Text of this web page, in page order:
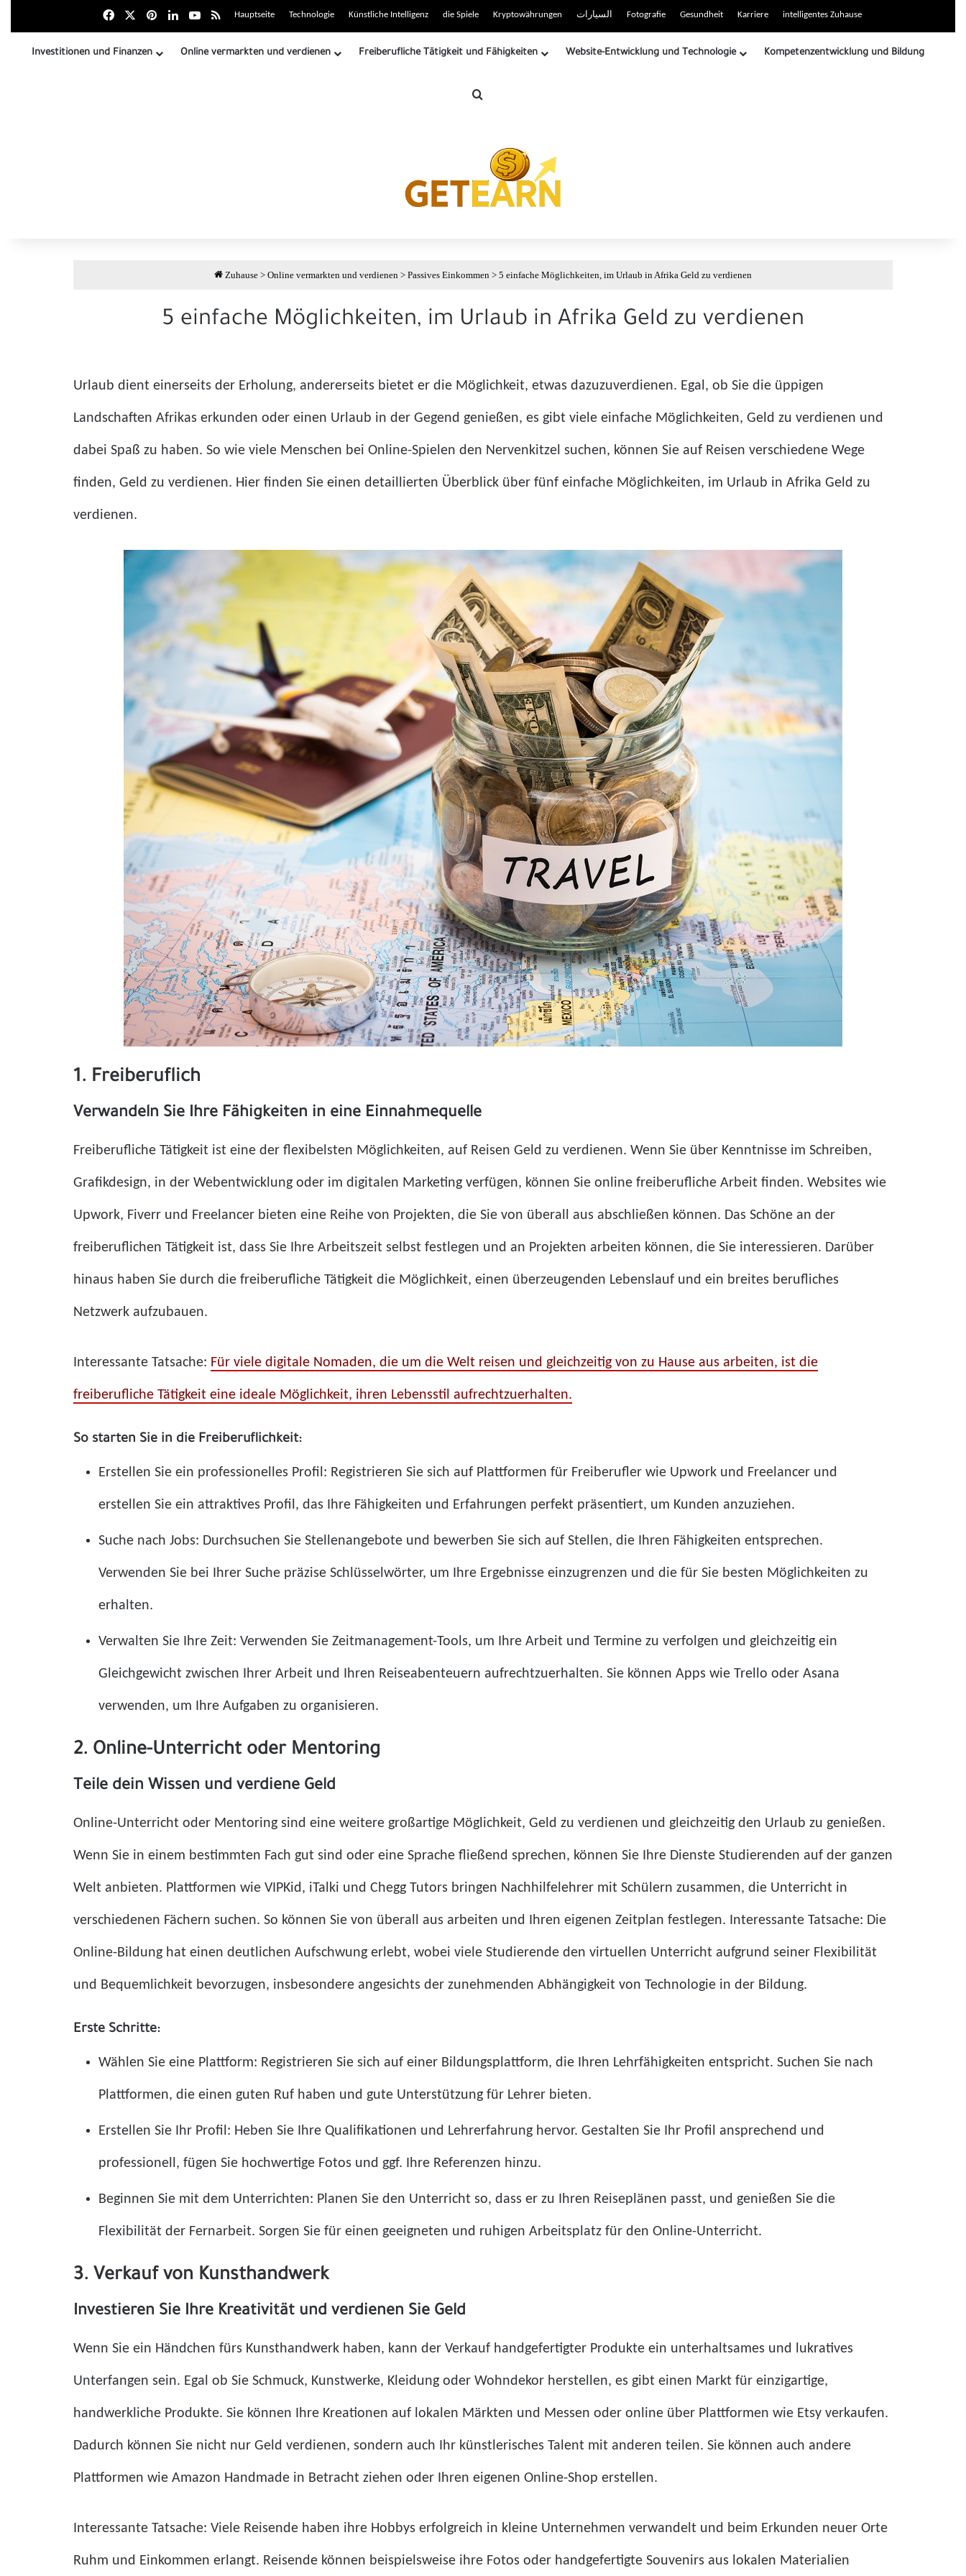
Facebookبينتيريست
LinkedInYoutubeZusammenfassung der RSS-Site
Hauptseite Technologie Künstliche Intelligenz die Spiele Kryptowährungen السيارات Fotografie Gesundheit Karriere intelligentes Zuhause
Investitionen und Finanzen Online vermarkten und verdienen Freiberufliche Tätigkeit und Fähigkeiten Website-Entwicklung und Technologie Kompetenzentwicklung und Bildung
Zuhause > Online vermarkten und verdienen > Passives Einkommen > 5 einfache Möglichkeiten, im Urlaub in Afrika Geld zu verdienen
5 einfache Möglichkeiten, im Urlaub in Afrika Geld zu verdienen
Urlaub dient einerseits der Erholung, andererseits bietet er die Möglichkeit, etwas dazuzuverdienen. Egal, ob Sie die üppigen
Landschaften Afrikas erkunden oder einen Urlaub in der Gegend genießen, es gibt viele einfache Möglichkeiten, Geld zu verdienen und
dabei Spaß zu haben. So wie viele Menschen bei Online-Spielen den Nervenkitzel suchen, können Sie auf Reisen verschiedene Wege
finden, Geld zu verdienen. Hier finden Sie einen detaillierten Überblick über fünf einfache Möglichkeiten, im Urlaub in Afrika Geld zu
verdienen.
1. Freiberuflich
Verwandeln Sie Ihre Fähigkeiten in eine Einnahmequelle
Freiberufliche Tätigkeit ist eine der flexibelsten Möglichkeiten, auf Reisen Geld zu verdienen. Wenn Sie über Kenntnisse im Schreiben,
Grafikdesign, in der Webentwicklung oder im digitalen Marketing verfügen, können Sie online freiberufliche Arbeit finden. Websites wie
Upwork, Fiverr und Freelancer bieten eine Reihe von Projekten, die Sie von überall aus abschließen können. Das Schöne an der
freiberuflichen Tätigkeit ist, dass Sie Ihre Arbeitszeit selbst festlegen und an Projekten arbeiten können, die Sie interessieren. Darüber
hinaus haben Sie durch die freiberufliche Tätigkeit die Möglichkeit, einen überzeugenden Lebenslauf und ein breites berufliches
Netzwerk aufzubauen.
Interessante Tatsache: Für viele digitale Nomaden, die um die Welt reisen und gleichzeitig von zu Hause aus arbeiten, ist die
freiberufliche Tätigkeit eine ideale Möglichkeit, ihren Lebensstil aufrechtzuerhalten.
So starten Sie in die Freiberuflichkeit:
Erstellen Sie ein professionelles Profil: Registrieren Sie sich auf Plattformen für Freiberufler wie Upwork und Freelancer und
erstellen Sie ein attraktives Profil, das Ihre Fähigkeiten und Erfahrungen perfekt präsentiert, um Kunden anzuziehen.
Suche nach Jobs: Durchsuchen Sie Stellenangebote und bewerben Sie sich auf Stellen, die Ihren Fähigkeiten entsprechen.
Verwenden Sie bei Ihrer Suche präzise Schlüsselwörter, um Ihre Ergebnisse einzugrenzen und die für Sie besten Möglichkeiten zu
erhalten.
Verwalten Sie Ihre Zeit: Verwenden Sie Zeitmanagement-Tools, um Ihre Arbeit und Termine zu verfolgen und gleichzeitig ein
Gleichgewicht zwischen Ihrer Arbeit und Ihren Reiseabenteuern aufrechtzuerhalten. Sie können Apps wie Trello oder Asana
verwenden, um Ihre Aufgaben zu organisieren.
2. Online-Unterricht oder Mentoring
Teile dein Wissen und verdiene Geld
Online-Unterricht oder Mentoring sind eine weitere großartige Möglichkeit, Geld zu verdienen und gleichzeitig den Urlaub zu genießen.
Wenn Sie in einem bestimmten Fach gut sind oder eine Sprache fließend sprechen, können Sie Ihre Dienste Studierenden auf der ganzen
Welt anbieten. Plattformen wie VIPKid, iTalki und Chegg Tutors bringen Nachhilfelehrer mit Schülern zusammen, die Unterricht in
verschiedenen Fächern suchen. So können Sie von überall aus arbeiten und Ihren eigenen Zeitplan festlegen. Interessante Tatsache: Die
Online-Bildung hat einen deutlichen Aufschwung erlebt, wobei viele Studierende den virtuellen Unterricht aufgrund seiner Flexibilität
und Bequemlichkeit bevorzugen, insbesondere angesichts der zunehmenden Abhängigkeit von Technologie in der Bildung.
Erste Schritte:
Wählen Sie eine Plattform: Registrieren Sie sich auf einer Bildungsplattform, die Ihren Lehrfähigkeiten entspricht. Suchen Sie nach
Plattformen, die einen guten Ruf haben und gute Unterstützung für Lehrer bieten.
Erstellen Sie Ihr Profil: Heben Sie Ihre Qualifikationen und Lehrerfahrung hervor. Gestalten Sie Ihr Profil ansprechend und
professionell, fügen Sie hochwertige Fotos und ggf. Ihre Referenzen hinzu.
Beginnen Sie mit dem Unterrichten: Planen Sie den Unterricht so, dass er zu Ihren Reiseplänen passt, und genießen Sie die
Flexibilität der Fernarbeit. Sorgen Sie für einen geeigneten und ruhigen Arbeitsplatz für den Online-Unterricht.
3. Verkauf von Kunsthandwerk
Investieren Sie Ihre Kreativität und verdienen Sie Geld
Wenn Sie ein Händchen fürs Kunsthandwerk haben, kann der Verkauf handgefertigter Produkte ein unterhaltsames und lukratives
Unterfangen sein. Egal ob Sie Schmuck, Kunstwerke, Kleidung oder Wohndekor herstellen, es gibt einen Markt für einzigartige,
handwerkliche Produkte. Sie können Ihre Kreationen auf lokalen Märkten und Messen oder online über Plattformen wie Etsy verkaufen.
Dadurch können Sie nicht nur Geld verdienen, sondern auch Ihr künstlerisches Talent mit anderen teilen. Sie können auch andere
Plattformen wie Amazon Handmade in Betracht ziehen oder Ihren eigenen Online-Shop erstellen.
Interessante Tatsache: Viele Reisende haben ihre Hobbys erfolgreich in kleine Unternehmen verwandelt und beim Erkunden neuer Orte
Ruhm und Einkommen erlangt. Reisende können beispielsweise ihre Fotos oder handgefertigte Souvenirs aus lokalen Materialien